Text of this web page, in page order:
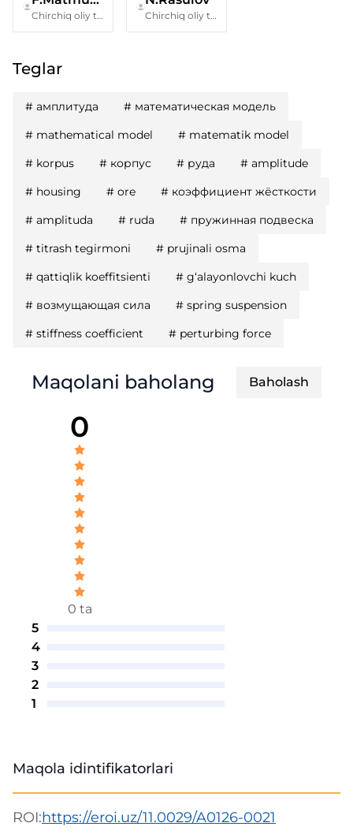
Chirchiq oliy tank qo‘mondonlik muhandislik bilim yurti Chirchiq oliy tank qo‘mondonlik muhandislik bilim yurti
Teglar
# амплитуда # математическая модель
# mathematical model # matematik model
# korpus # корпус # руда # amplitude
# housing # ore # коэффициент жёсткости
# amplituda # ruda # пружинная подвеска
# titrash tegirmoni # prujinali osma
# qattiqlik koeffitsienti # g‘alayonlovchi kuch
# возмущающая сила # spring suspension
# stiffness coefficient # perturbing force
Maqolani baholang Baholash
0
0 ta
5
4
3
2
1
Maqola idintifikatorlari
ROI:https://eroi.uz/11.0029/A0126-0021